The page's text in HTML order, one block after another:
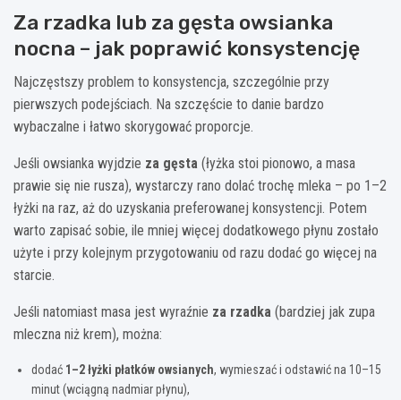
Za rzadka lub za gęsta owsianka
nocna – jak poprawić konsystencję
Najczęstszy problem to konsystencja, szczególnie przy
pierwszych podejściach. Na szczęście to danie bardzo
wybaczalne i łatwo skorygować proporcje.
Jeśli owsianka wyjdzie za gęsta (łyżka stoi pionowo, a masa
prawie się nie rusza), wystarczy rano dolać trochę mleka – po 1–2
łyżki na raz, aż do uzyskania preferowanej konsystencji. Potem
warto zapisać sobie, ile mniej więcej dodatkowego płynu zostało
użyte i przy kolejnym przygotowaniu od razu dodać go więcej na
starcie.
Jeśli natomiast masa jest wyraźnie za rzadka (bardziej jak zupa
mleczna niż krem), można:
dodać 1–2 łyżki płatków owsianych, wymieszać i odstawić na 10–15
minut (wciągną nadmiar płynu),